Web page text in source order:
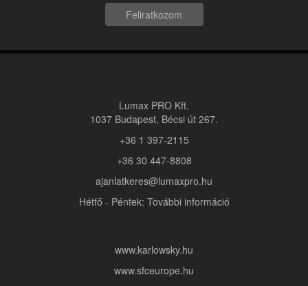
Feliratkozom
Lumax PRO Kft.
1037 Budapest, Bécsi út 267.
+36 1 397-2115
+36 30 447-8808
ajanlatkeres@lumaxpro.hu
Hétfő - Péntek: További információ
www.karlowsky.hu
www.sfceurope.hu